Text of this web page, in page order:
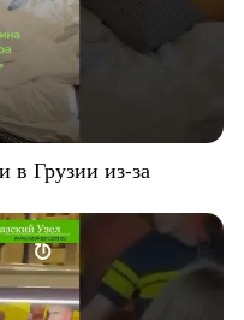
в Грузии из-за